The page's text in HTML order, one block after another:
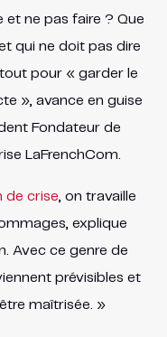
et ne pas faire ? Que
qui ne doit pas dire
pour « garder le
», avance en guise
Fondateur de
LaFrenchCom.
de crise , on travaille
explique
Avec ce genre de
prévisibles et
maîtrisée. »